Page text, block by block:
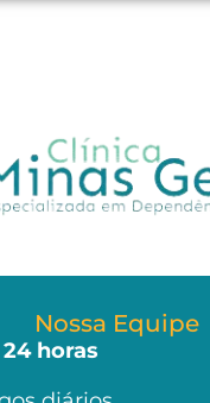
Nossa Equipe
horas